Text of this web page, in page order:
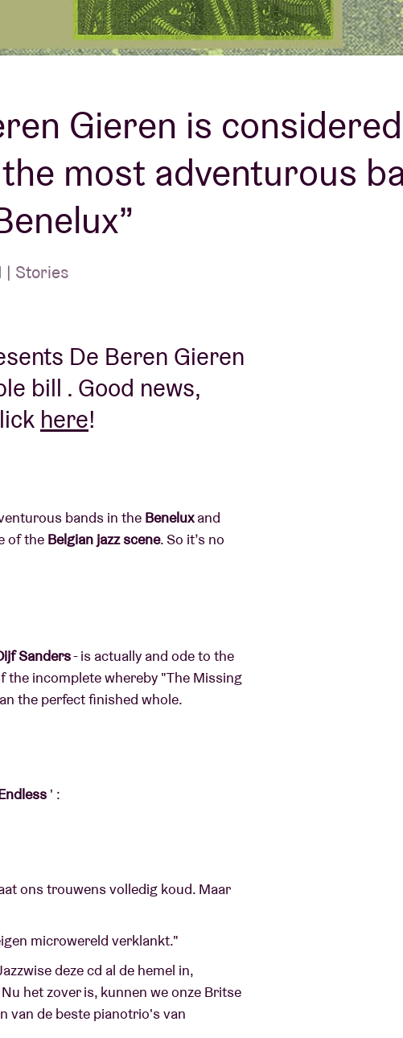
About AB
Contact
Gieren is
most adventurous
| Stories
De Beren Gieren
bill . Good news,
here!
bands in the Beneluxand
of the Belgian jazz scene. So it’s no
Sanders- is actually and ode to the
the incomplete whereby "The Missing
the perfect finished whole.
' :
ons trouwens volledig koud. Maar
microwereld verklankt."
deze cd al de hemel in,
het zover is, kunnen we onze Britse
van de beste pianotrio's van